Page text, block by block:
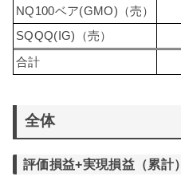
NQ100ベア(GMO)（売）
SQQQ(IG)（売）
合計
全体
評価損益+実現損益（累計）